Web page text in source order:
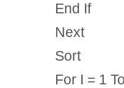
End If
Next
Sort
For I = 1